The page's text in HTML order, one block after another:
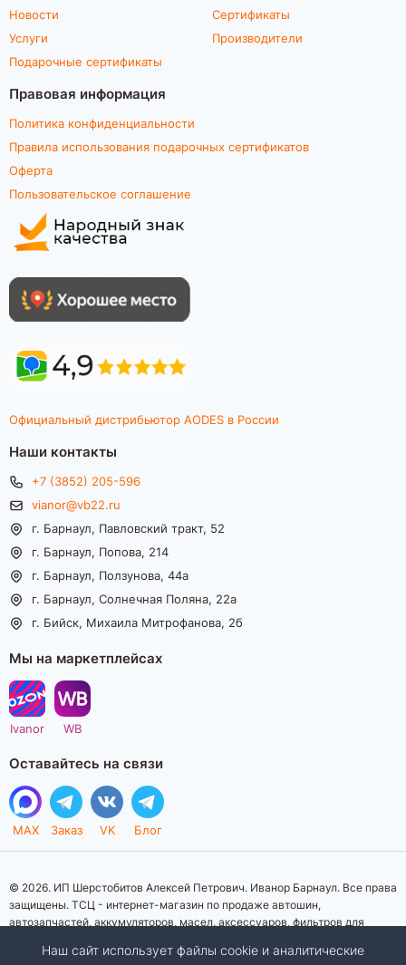
Новости
Услуги
Подарочные сертификаты
Сертификаты
Производители
Правовая информация
Политика конфиденциальности
Правила использования подарочных сертификатов
Оферта
Пользовательское соглашение
Официальный дистрибьютор AODES в России
Наши контакты
+7 (3852) 205-596
vianor@vb22.ru
г. Барнаул, Павловский тракт, 52
г. Барнаул, Попова, 214
г. Барнаул, Ползунова, 44а
г. Барнаул, Солнечная Поляна, 22а
г. Бийск, Михаила Митрофанова, 2б
Мы на маркетплейсах
Ivanor WB
Оставайтесь на связи
MAX Заказ VK Блог
© 2026. ИП Шерстобитов Алексей Петрович. Иванор Барнаул. Все права
защищены. ТСЦ - интернет-магазин по продаже автошин,
автозапчастей, аккумуляторов, масел, аксессуаров, фильтров для
информационный характер. Представленная информация о товарах, их
Наш сайт использует файлы cookie и аналитические